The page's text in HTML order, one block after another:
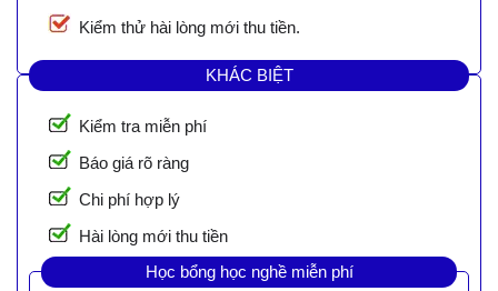
Kiểm thử hài lòng mới thu tiền.
KHÁC BIỆT
Kiểm tra miễn phí
Báo giá rõ ràng
Chi phí hợp lý
Hài lòng mới thu tiền
Học bổng học nghề miễn phí